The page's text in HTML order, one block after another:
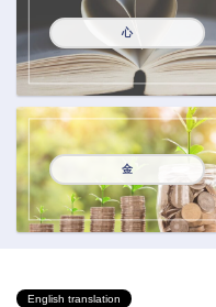
心
金
English translation